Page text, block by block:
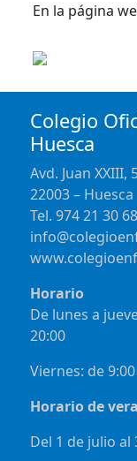
En la página
Colegio
Huesca
Avd. Juan XXIII,
22003 – Huesca
Tel. 974 21 30
Horario
De lunes a
20:00
Viernes: de
Horario de
Del 1 de julio al